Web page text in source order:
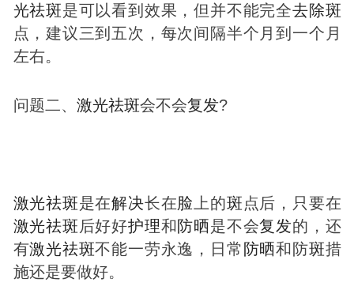
光祛斑是可以看到效果，但并不能完全去除斑
点，建议三到五次，每次间隔半个月到一个月
左右。
问题二、 激光祛斑会不会复发?
激光祛斑是在解决长在脸 上的斑 点后，只要在
激光祛斑 后好好护理和防晒是不会复发的，还
有激光祛斑不能一劳永逸，日常 防晒和防斑措
施还是要做好。